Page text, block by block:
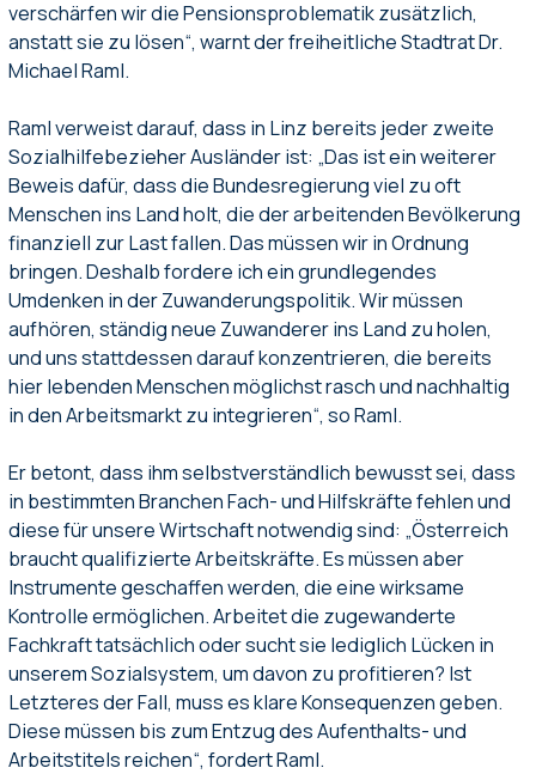
verschärfen wir die Pensionsproblematik zusätzlich,
anstatt sie zu lösen“, warnt der freiheitliche Stadtrat Dr.
Michael Raml.
Raml verweist darauf, dass in Linz bereits jeder zweite
Sozialhilfebezieher Ausländer ist: „Das ist ein weiterer
Beweis dafür, dass die Bundesregierung viel zu oft
Menschen ins Land holt, die der arbeitenden Bevölkerung
finanziell zur Last fallen. Das müssen wir in Ordnung
bringen. Deshalb fordere ich ein grundlegendes
Umdenken in der Zuwanderungspolitik. Wir müssen
aufhören, ständig neue Zuwanderer ins Land zu holen,
und uns stattdessen darauf konzentrieren, die bereits
hier lebenden Menschen möglichst rasch und nachhaltig
in den Arbeitsmarkt zu integrieren“, so Raml.
Er betont, dass ihm selbstverständlich bewusst sei, dass
in bestimmten Branchen Fach- und Hilfskräfte fehlen und
diese für unsere Wirtschaft notwendig sind: „Österreich
braucht qualifizierte Arbeitskräfte. Es müssen aber
Instrumente geschaffen werden, die eine wirksame
Kontrolle ermöglichen. Arbeitet die zugewanderte
Fachkraft tatsächlich oder sucht sie lediglich Lücken in
unserem Sozialsystem, um davon zu profitieren? Ist
Letzteres der Fall, muss es klare Konsequenzen geben.
Diese müssen bis zum Entzug des Aufenthalts- und
Arbeitstitels reichen“, fordert Raml.